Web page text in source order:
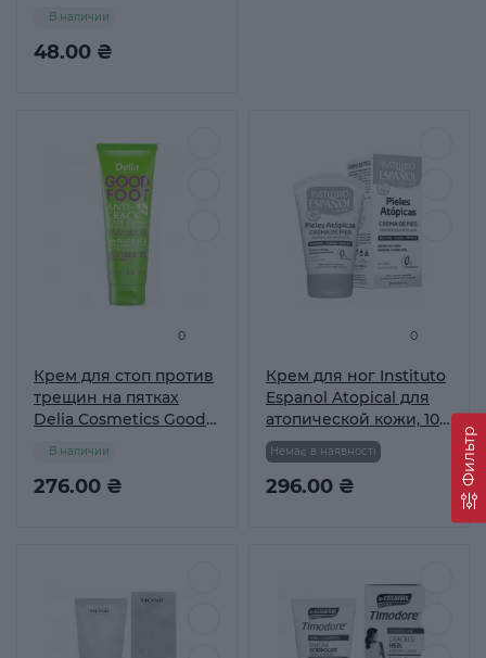
Фильтр
смягчающий с
маслом авокадо 125 мл
48.00 ₴
В наличии
0
Крем для стоп против
трещин на пятках
Delia Cosmetics Good
276.00 ₴
В наличии
0
Крем для ног Instituto
Espanol Atopical для
атопической кожи, 100
мл
296.00 ₴
Немає в наявності